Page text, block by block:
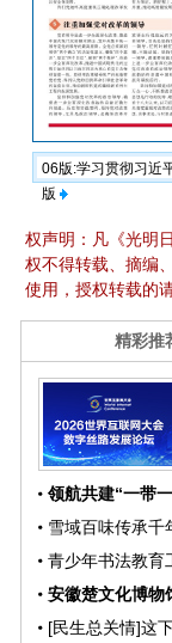
06版:学习贯彻习近
版
权声明：凡《光明
权不得转载、摘编
使用，授权转载的